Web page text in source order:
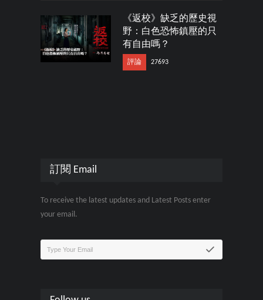
《返校》缺乏的歷史視
野：白色恐怖鎮壓的只
有自由嗎？
評論 27693
訂閱 Email
To receive the latest updates and Latest Posts enter
your email.